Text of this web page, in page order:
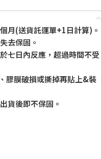
月(送貨託運單+1日計算)。
去保固。
七日內反應，超過時間不受
膠膜破損或撕掉再貼上&裝
貨後即不保固。